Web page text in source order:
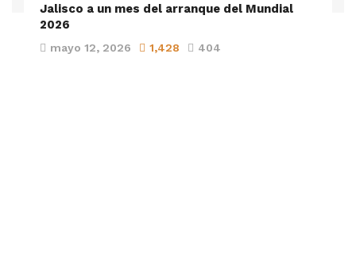
Jalisco a un mes del arranque del Mundial
2026
mayo 12, 2026 1,428 404